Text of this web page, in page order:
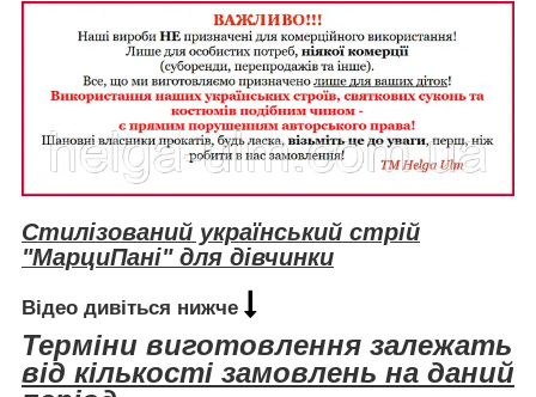
Стилізований український стрій
"МарциПані" для дівчинки
Відео дивіться нижче
Терміни виготовлення залежать
від кількості замовлень на даний